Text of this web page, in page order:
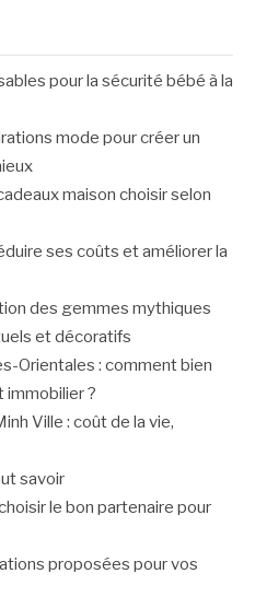
pour la sécurité bébé à la
mode pour créer un
maison choisir selon
ses coûts et améliorer la
des gemmes mythiques
et décoratifs
Orientales : comment bien
?
Ville : coût de la vie,
savoir
le bon partenaire pour
proposées pour vos